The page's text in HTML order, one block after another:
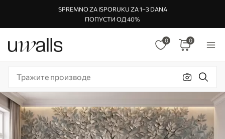
SPREMNO ZA ISPORUKU ZA 1–3 DANA
ПОПУСТИ ОД 40%
0 0